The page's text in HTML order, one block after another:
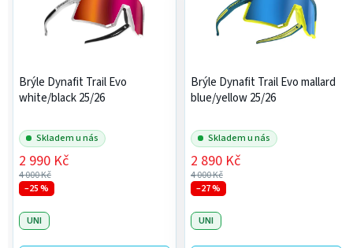
Brýle Dynafit Trail Evo
white/black 25/26
Skladem u nás
4 000 Kč
2 990 Kč
–25 %
UNI
Brýle Dynafit Trail Evo mallard
blue/yellow 25/26
Skladem u nás
4 000 Kč
2 890 Kč
–27 %
UNI